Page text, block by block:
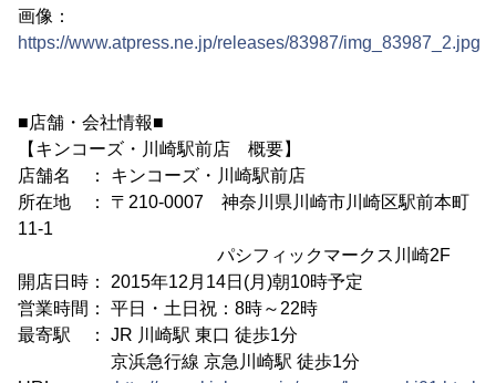
画像：
https://www.atpress.ne.jp/releases/83987/img_83987_2.jpg
■店舗・会社情報■
【キンコーズ・川崎駅前店 概要】
店舗名 ： キンコーズ・川崎駅前店
所在地 ： 〒210-0007 神奈川県川崎市川崎区駅前本町
11-1
パシフィックマークス川崎2F
開店日時： 2015年12月14日(月)朝10時予定
営業時間： 平日・土日祝：8時～22時
最寄駅 ： JR 川崎駅 東口 徒歩1分
京浜急行線 京急川崎駅 徒歩1分